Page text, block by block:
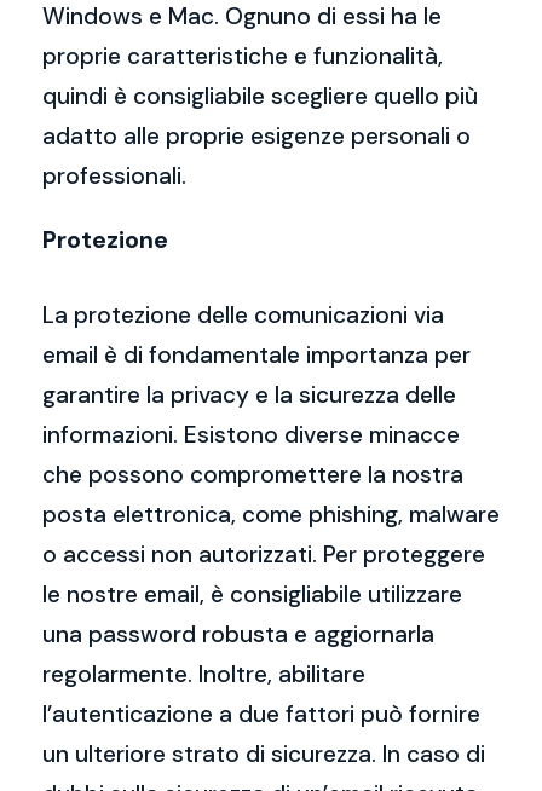
Windows e Mac. Ognuno di essi ha le
proprie caratteristiche e funzionalità,
quindi è consigliabile scegliere quello più
adatto alle proprie esigenze personali o
professionali.
Protezione
La protezione delle comunicazioni via
email è di fondamentale importanza per
garantire la privacy e la sicurezza delle
informazioni. Esistono diverse minacce
che possono compromettere la nostra
posta elettronica, come phishing, malware
o accessi non autorizzati. Per proteggere
le nostre email, è consigliabile utilizzare
una password robusta e aggiornarla
regolarmente. Inoltre, abilitare
l’autenticazione a due fattori può fornire
un ulteriore strato di sicurezza. In caso di